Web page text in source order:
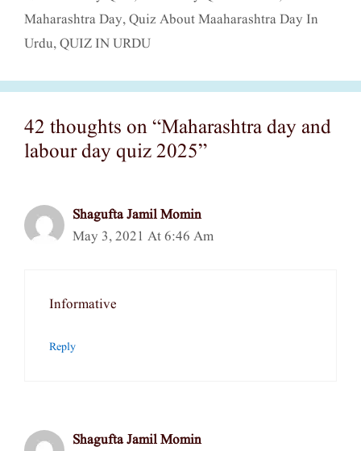
Maharashtra Day,Quiz About Maaharashtra Day In
Urdu,QUIZ IN URDU
42 thoughts on “Maharashtra day and
labour day quiz 2025”
Shagufta Jamil Momin
May 3, 2021 At 6:46 Am
Informative
Reply
Shagufta Jamil Momin